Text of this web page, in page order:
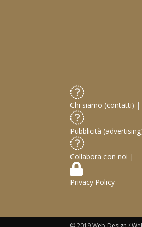
Chi siamo (contatti) |
Pubblicità
Collabora con noi |
Privacy Policy